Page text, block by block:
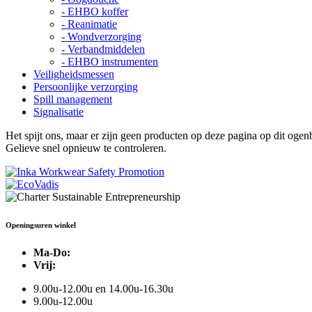
- EHBO koffer
- Reanimatie
- Wondverzorging
- Verbandmiddelen
- EHBO instrumenten
Veiligheidsmessen
Persoonlijke verzorging
Spill management
Signalisatie
Het spijt ons, maar er zijn geen producten op deze pagina op dit
Gelieve snel opnieuw te controleren.
Openingsuren winkel
Ma-Do:
Vrij:
9.00u-12.00u en 14.00u-16.30u
9.00u-12.00u